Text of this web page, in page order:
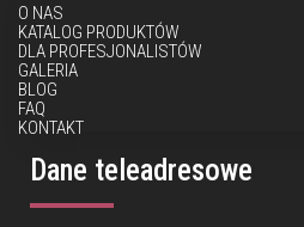
O NAS
KATALOG PRODUKTÓW
DLA PROFESJONALISTÓW
GALERIA
BLOG
FAQ
KONTAKT
Dane teleadresowe